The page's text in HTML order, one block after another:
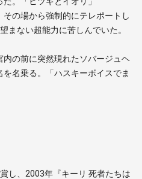
の場から強制的にテレポートし
まない超能力に苦しんでいた。
の前に突然現れたソバージュヘ
名乗る。「ハスキーボイスでま
し、2003年『キーリ 死者たちは